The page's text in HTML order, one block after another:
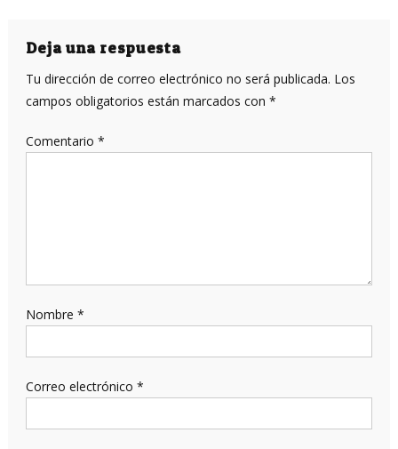
entradas
Deja una respuesta
Tu dirección de correo electrónico no será publicada. Los
campos obligatorios están marcados con *
Comentario *
Nombre *
Correo electrónico *